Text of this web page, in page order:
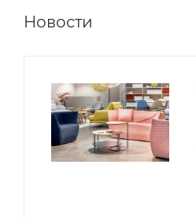
Новости